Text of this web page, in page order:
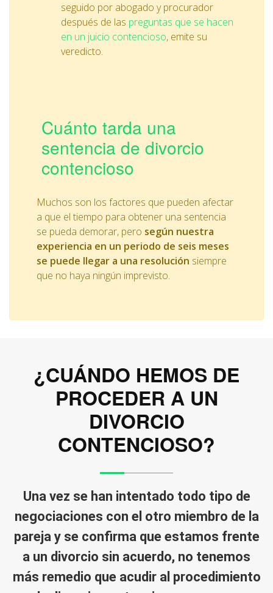
seguido por abogado y procurador
después de las preguntas que se hacen
en un juicio contencioso, emite su
veredicto.
Cuánto tarda una
sentencia de divorcio
contencioso
Muchos son los factores que pueden afectar
a que el tiempo para obtener una sentencia
se pueda demorar, pero según nuestra
experiencia en un periodo de seis meses
se puede llegar a una resolución siempre
que no haya ningún imprevisto.
¿CUÁNDO HEMOS DE
PROCEDER A UN
DIVORCIO
CONTENCIOSO?
Una vez se han intentado todo tipo de
negociaciones con el otro miembro de la
pareja y se confirma que estamos frente
a un divorcio sin acuerdo, no tenemos
más remedio que acudir al procedimiento